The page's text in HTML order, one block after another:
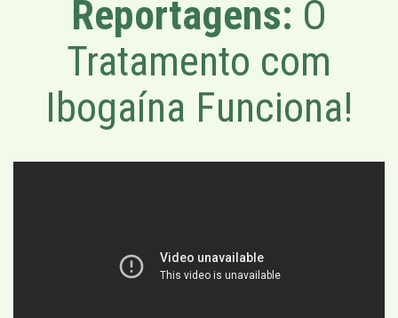
Reportagens: O
Tratamento com
Ibogaína Funciona!